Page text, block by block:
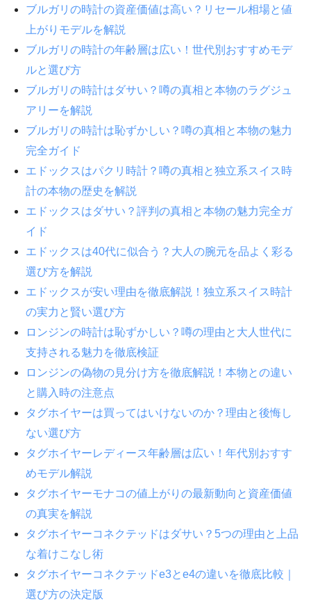
ブルガリの時計の資産価値は高い？リセール相場と値
上がりモデルを解説
ブルガリの時計の年齢層は広い！世代別おすすめモデ
ルと選び方
ブルガリの時計はダサい？噂の真相と本物のラグジュ
アリーを解説
ブルガリの時計は恥ずかしい？噂の真相と本物の魅力
完全ガイド
エドックスはパクリ時計？噂の真相と独立系スイス時
計の本物の歴史を解説
エドックスはダサい？評判の真相と本物の魅力完全ガ
イド
エドックスは40代に似合う？大人の腕元を品よく彩る
選び方を解説
エドックスが安い理由を徹底解説！独立系スイス時計
の実力と賢い選び方
ロンジンの時計は恥ずかしい？噂の理由と大人世代に
支持される魅力を徹底検証
ロンジンの偽物の見分け方を徹底解説！本物との違い
と購入時の注意点
タグホイヤーは買ってはいけないのか？理由と後悔し
ない選び方
タグホイヤーレディース年齢層は広い！年代別おすす
めモデル解説
タグホイヤーモナコの値上がりの最新動向と資産価値
の真実を解説
タグホイヤーコネクテッドはダサい？5つの理由と上品
な着けこなし術
タグホイヤーコネクテッドe3とe4の違いを徹底比較｜
選び方の決定版